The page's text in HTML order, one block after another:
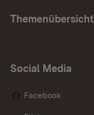
Themenübersicht
Social Media
Facebook